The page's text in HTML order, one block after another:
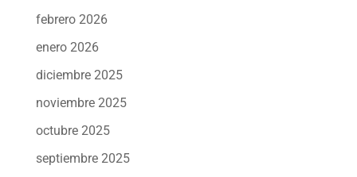
febrero 2026
enero 2026
diciembre 2025
noviembre 2025
octubre 2025
septiembre 2025